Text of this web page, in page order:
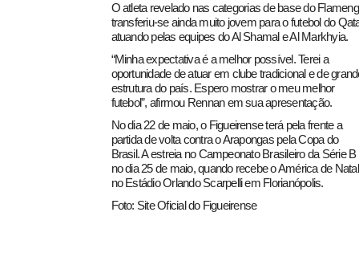
O atleta revelado nas categorias de base do
transferiu-se ainda muito jovem para o futebol do
atuando pelas equipes do Al Shamal e Al Markhyia.
“Minha expectativa é a melhor possível. Terei a
oportunidade de atuar em clube tradicional e de
estrutura do país. Espero mostrar o meu melhor
futebol”, afirmou Rennan em sua apresentação.
No dia 22 de maio, o Figueirense terá pela frente a
partida de volta contra o Arapongas pela Copa do
Brasil. A estreia no Campeonato Brasileiro da Série B
no dia 25 de maio, quando recebe o América de Natal
no Estádio Orlando Scarpelli em Florianópolis.
Foto: Site Oficial do Figueirense